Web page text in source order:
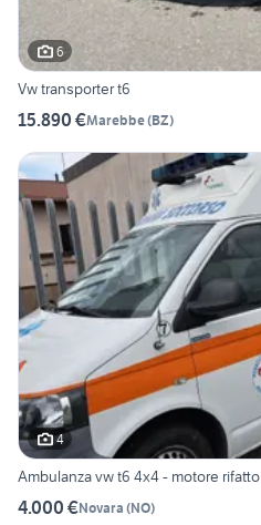
6
Vw transporter t6
15.890 €Marebbe(BZ)
4
Ambulanza vw t6 4x4 - motore rifatto
4.000 €Novara (NO)